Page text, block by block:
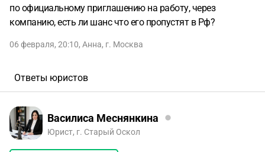
по официальному приглашению на работу, через
компанию, есть ли шанс что его пропустят в Рф?
06 февраля, 20:10, Анна, г. Москва
Ответы юристов
Василиса Меснянкина
Юрист, г. Старый Оскол